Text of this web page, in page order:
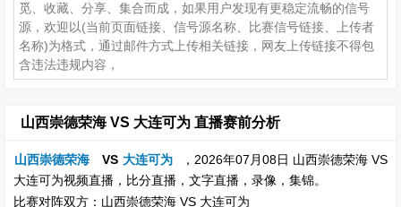
觅、收藏、分享、集合而成，如果用户发现有更稳定流畅的信号
源，欢迎以(当前页面链接、信号源名称、比赛信号链接、上传者
名称)为格式，通过邮件方式上传相关链接，网友上传链接不得包
含违法违规内容，
山西崇德荣海 VS 大连可为 直播赛前分析
山西崇德荣海 VS 大连可为
，2026年07月08日 山西崇德荣海 VS
大连可为视频直播，比分直播，文字直播，录像，集锦。
比赛对阵双方：山西崇德荣海 VS 大连可为